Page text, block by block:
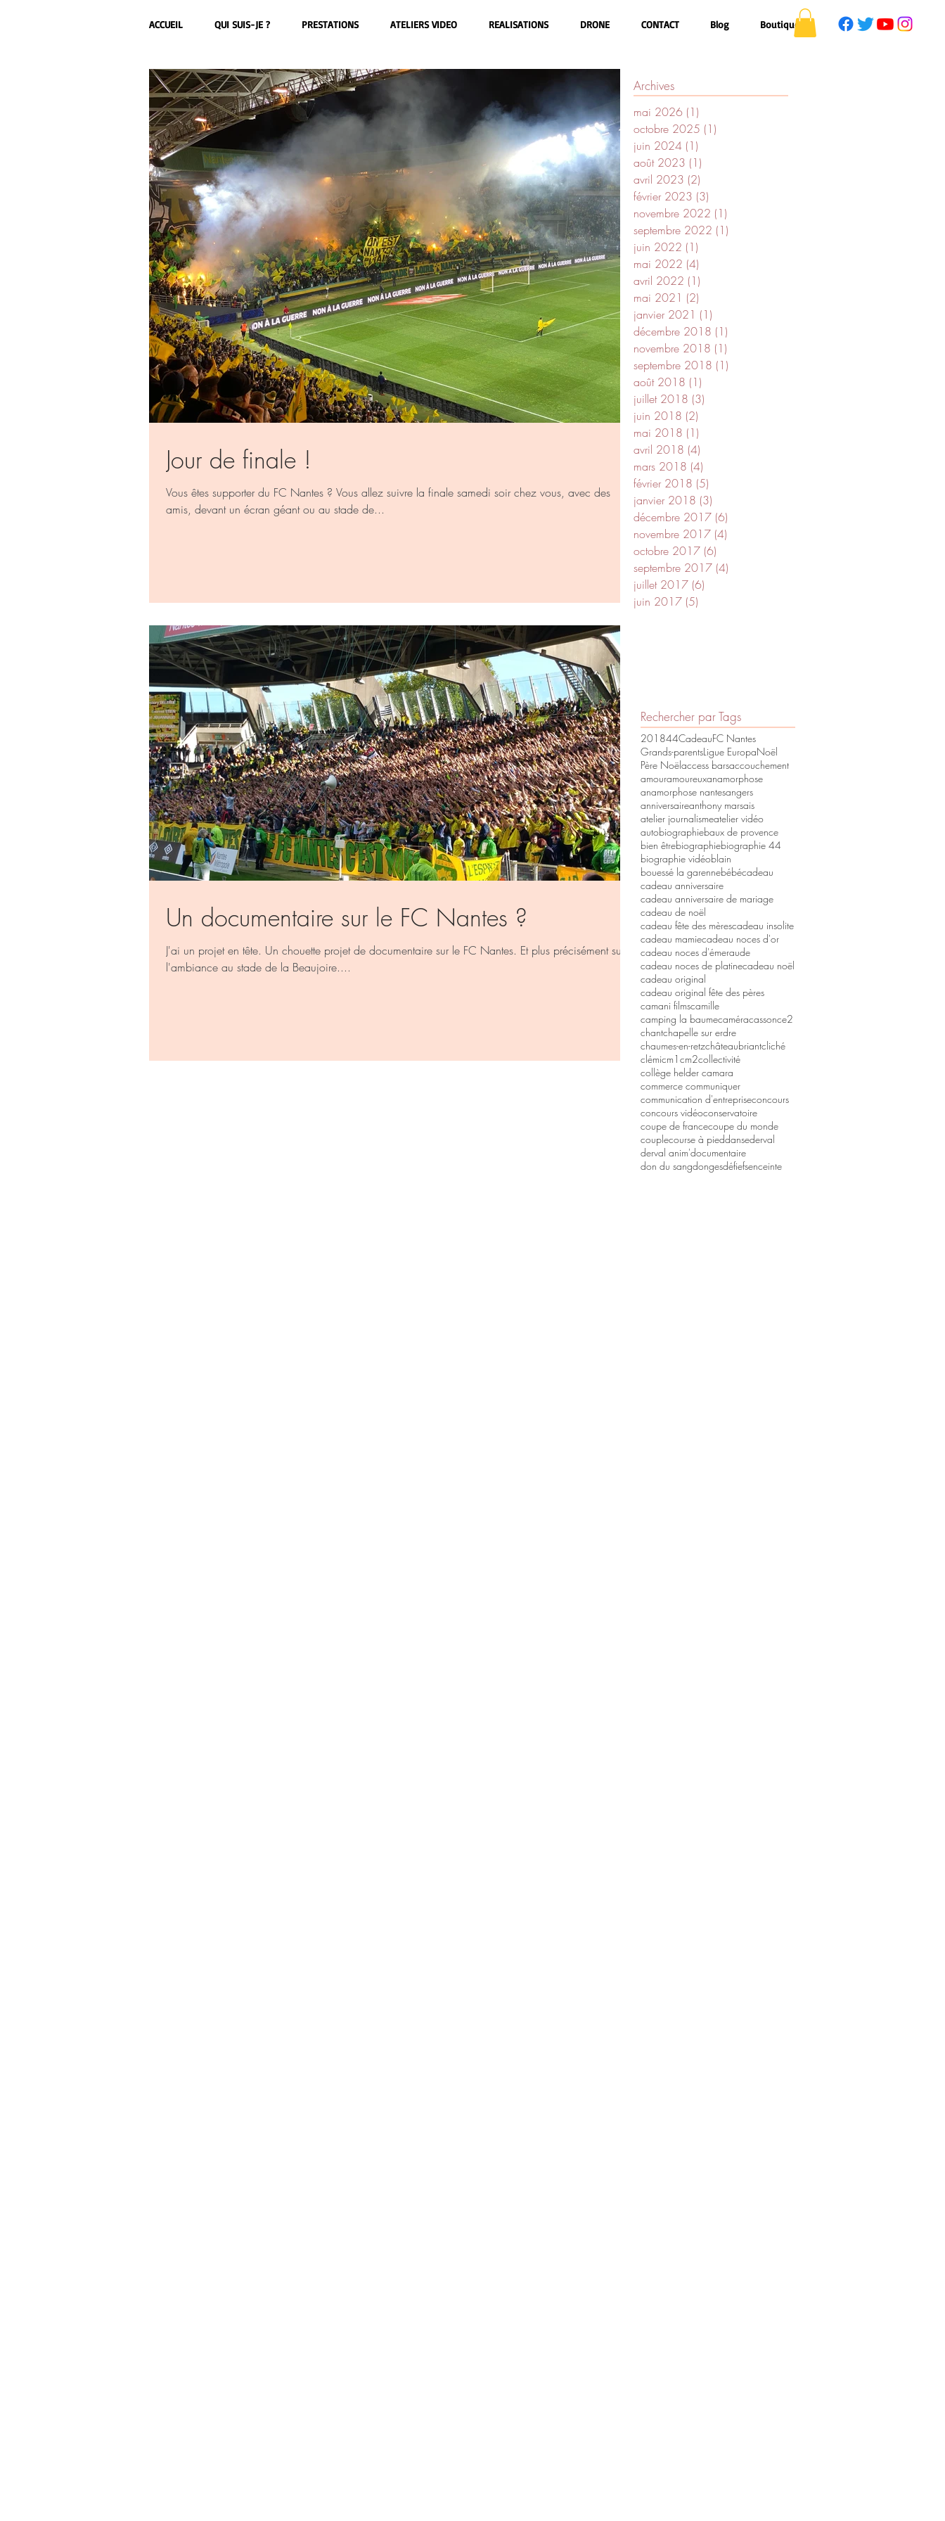
ACCUEIL QUI SUIS-JE ? PRESTATIONS ATELIERS VIDEO REALISATIONS DRONE CONTACT Blog Boutique
Jour de finale !
Vous êtes supporter du FC Nantes ? Vous allez suivre la finale samedi soir chez vous, avec des
amis, devant un écran géant ou au stade de...
Un documentaire sur le FC Nantes ?
J'ai un projet en tête. Un chouette projet de documentaire sur le FC Nantes. Et plus précisément sur
l'ambiance au stade de la Beaujoire....
Archives
mai 2026 (1)
octobre 2025 (1)
juin 2024 (1)
août 2023 (1)
avril 2023 (2)
février 2023 (3)
novembre 2022 (1)
septembre 2022 (1)
juin 2022 (1)
mai 2022 (4)
avril 2022 (1)
mai 2021 (2)
janvier 2021 (1)
décembre 2018 (1)
novembre 2018 (1)
septembre 2018 (1)
août 2018 (1)
juillet 2018 (3)
juin 2018 (2)
mai 2018 (1)
avril 2018 (4)
mars 2018 (4)
février 2018 (5)
janvier 2018 (3)
décembre 2017 (6)
novembre 2017 (4)
octobre 2017 (6)
septembre 2017 (4)
juillet 2017 (6)
juin 2017 (5)
Rechercher par Tags
201844CadeauFC Nantes
Grands-parentsLigue EuropaNoël
Père Noëlaccess barsaccouchement
amouramoureuxanamorphose
anamorphose nantesangers
anniversaireanthony marsais
atelier journalismeatelier vidéo
autobiographiebaux de provence
bien êtrebiographiebiographie 44
biographie vidéoblain
bouessé la garennebébécadeau
cadeau anniversaire
cadeau anniversaire de mariage
cadeau de noël
cadeau fête des mèrescadeau insolite
cadeau mamiecadeau noces d'or
cadeau noces d'émeraude
cadeau noces de platinecadeau noël
cadeau original
cadeau original fête des pères
camani filmscamille
camping la baumecaméracassonce2
chantchapelle sur erdre
chaumes-en-retzchâteaubriantcliché
clémicm1 cm2collectivité
collège helder camara
commerce communiquer
communication d'entrepriseconcours
concours vidéoconservatoire
coupe de francecoupe du monde
couplecourse à pieddansederval
derval anim'documentaire
don du sangdongesdéfiefsenceinte